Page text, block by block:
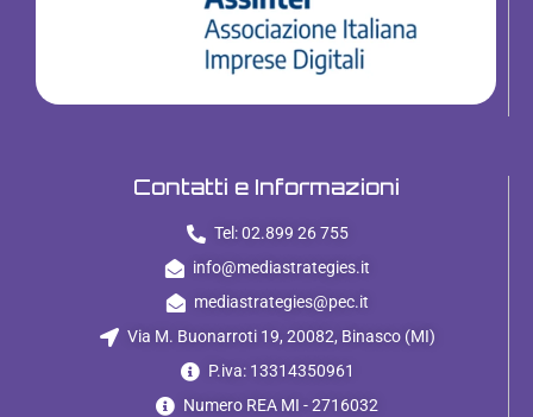
Contatti e Informazioni
Tel: 02.899 26 755
info@mediastrategies.it
mediastrategies@pec.it
Via M. Buonarroti 19, 20082, Binasco (MI)
P.iva: 13314350961
Numero REA MI - 2716032